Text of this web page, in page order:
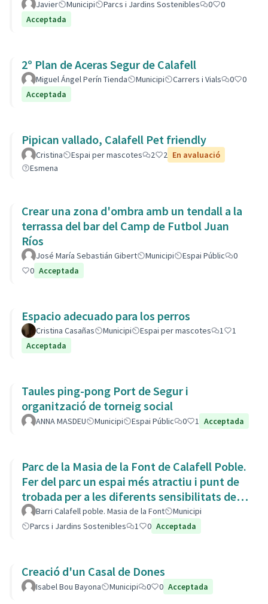
Javier Municipi Parcs i Jardins Sostenibles 0
0
Acceptada
2º Plan de Aceras Segur de Calafell
Miguel Ángel Perín Tienda Municipi Carrers i Vials 0
0
Acceptada
Pipican vallado, Calafell Pet friendly
Cristina Espai per mascotes 2 2 En avaluació
Esmena
Crear una zona d'ombra amb un tendall a la
terrassa del bar del Camp de Futbol Juan
Ríos
José María Sebastián Gibert Municipi Espai Públic
0
0 Acceptada
Espacio adecuado para los perros
Cristina Casañas Municipi Espai per mascotes 1
1
Acceptada
Taules ping-pong Port de Segur i
organització de torneig social
ANNA MASDEU Municipi Espai Públic 0 1 Acceptada
Parc de la Masia de la Font de Calafell Poble.
Fer del parc un espai més atractiu i punt de
trobada per a les diferents sensibilitats del
barri.Barri Calafell poble. Masia de la Font
Municipi
Parcs i Jardins Sostenibles
1 0 Acceptada
Creació d'un Casal de Dones
Isabel Bou Bayona Municipi 0 0 Acceptada